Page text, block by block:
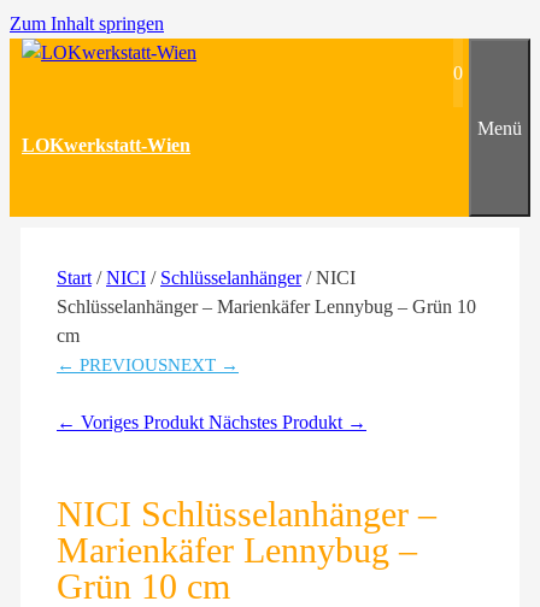
Zum Inhalt springen
LOKwerkstatt-Wien
0
Menü
Start /NICI / Schlüsselanhänger/ NICI
Schlüsselanhänger – Marienkäfer Lennybug – Grün 10
cm
← PREVIOUSNEXT →
← Voriges Produkt Nächstes Produkt →
NICI Schlüsselanhänger –
Marienkäfer Lennybug –
Grün 10 cm